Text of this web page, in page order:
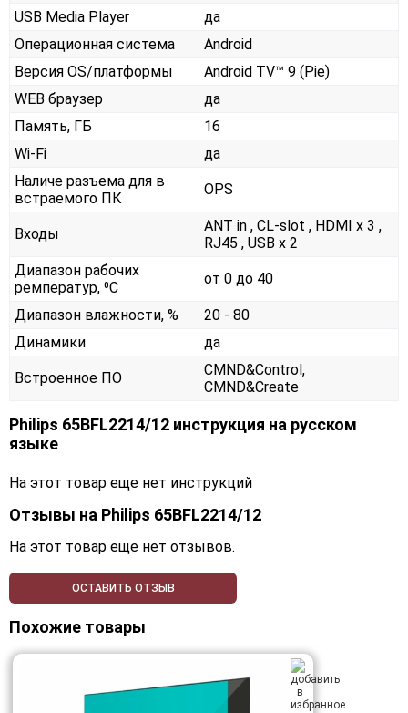
USB Media Player
да
Операционная система
Android
Версия OS/платформы
Android TV™ 9 (Pie)
WEB браузер
да
Память, ГБ
16
Wi-Fi
да
Наличе разъема для в
встраемого ПК
OPS
Входы
ANT in , CL-slot , HDMI x 3 ,
RJ45 , USB x 2
Диапазон рабочих
ремператур, ⁰С
от 0 до 40
Диапазон влажности, %
20 - 80
Динамики
да
Встроенное ПО
CMND&Control,
CMND&Create
Philips 65BFL2214/12 инструкция на русском
языке
На этот товар еще нет инструкций
Отзывы на Philips 65BFL2214/12
На этот товар еще нет отзывов.
ОСТАВИТЬ ОТЗЫВ
Похожие товары